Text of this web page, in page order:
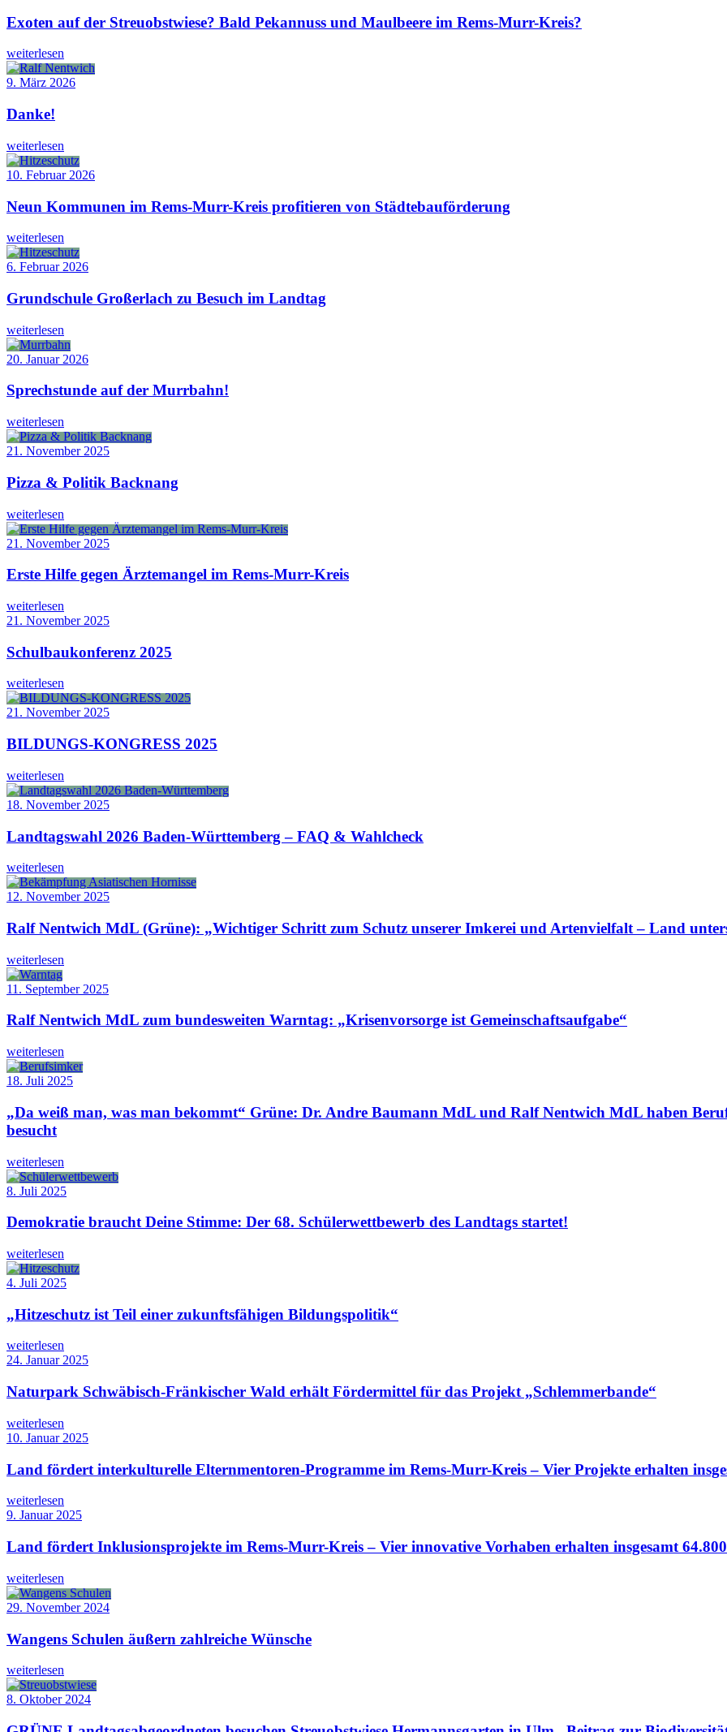
Exoten auf der Streuobstwiese? Bald Pekannuss und Maulbeere im Rems-Murr-Kreis?
weiterlesen
9. März 2026
Danke!
weiterlesen
10. Februar 2026
Neun Kommunen im Rems-Murr-Kreis profitieren von Städtebauförderung
weiterlesen
6. Februar 2026
Grundschule Großerlach zu Besuch im Landtag
weiterlesen
20. Januar 2026
Sprechstunde auf der Murrbahn!
weiterlesen
21. November 2025
Pizza & Politik Backnang
weiterlesen
21. November 2025
Erste Hilfe gegen Ärztemangel im Rems-Murr-Kreis
weiterlesen
21. November 2025
Schulbaukonferenz 2025
weiterlesen
21. November 2025
BILDUNGS-KONGRESS 2025
weiterlesen
18. November 2025
Landtagswahl 2026 Baden-Württemberg – FAQ & Wahlcheck
weiterlesen
12. November 2025
Ralf Nentwich MdL (Grüne): „Wichtiger Schritt zum Schutz unserer Imkerei und Artenvielfalt – Land
weiterlesen
11. September 2025
Ralf Nentwich MdL zum bundesweiten Warntag: „Krisenvorsorge ist Gemeinschaftsaufgabe“
weiterlesen
18. Juli 2025
„Da weiß man, was man bekommt“ Grüne: Dr. Andre Baumann MdL und Ralf Nentwich MdL haben
besucht
weiterlesen
8. Juli 2025
Demokratie braucht Deine Stimme: Der 68. Schülerwettbewerb des Landtags startet!
weiterlesen
4. Juli 2025
„Hitzeschutz ist Teil einer zukunftsfähigen Bildungspolitik“
weiterlesen
24. Januar 2025
Naturpark Schwäbisch-Fränkischer Wald erhält Fördermittel für das Projekt „Schlemmerbande“
weiterlesen
10. Januar 2025
Land fördert interkulturelle Elternmentoren-Programme im Rems-Murr-Kreis – Vier Projekte erhalten
weiterlesen
9. Januar 2025
Land fördert Inklusionsprojekte im Rems-Murr-Kreis – Vier innovative Vorhaben erhalten insgesamt
weiterlesen
29. November 2024
Wangens Schulen äußern zahlreiche Wünsche
weiterlesen
8. Oktober 2024